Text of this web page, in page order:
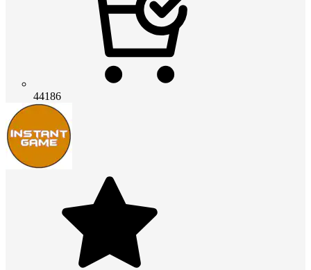
44186